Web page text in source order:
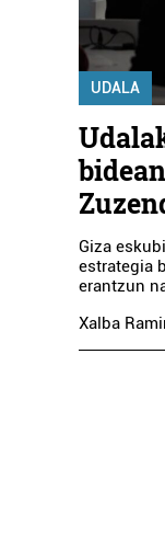
UDALA
Giza
estrategia
erantzun
Xalba